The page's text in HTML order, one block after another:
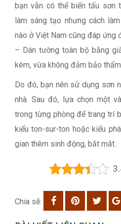
bạn vẫn có thể biến tấu sơn
làm sáng tạo nhưng cách
nào ở Việt Nam cũng đáp ứng
– Dán tường toàn bộ bằng
kém, vừa không đảm bảo thẩm
Do đó, bạn nên sử dụng sơn
nhà. Sau đó, lựa chọn một
trong từng phòng để trang trí
kiểu ton-sur-ton hoặc kiểu
gian thêm sinh động, bắt mắt.
Chia sẽ: